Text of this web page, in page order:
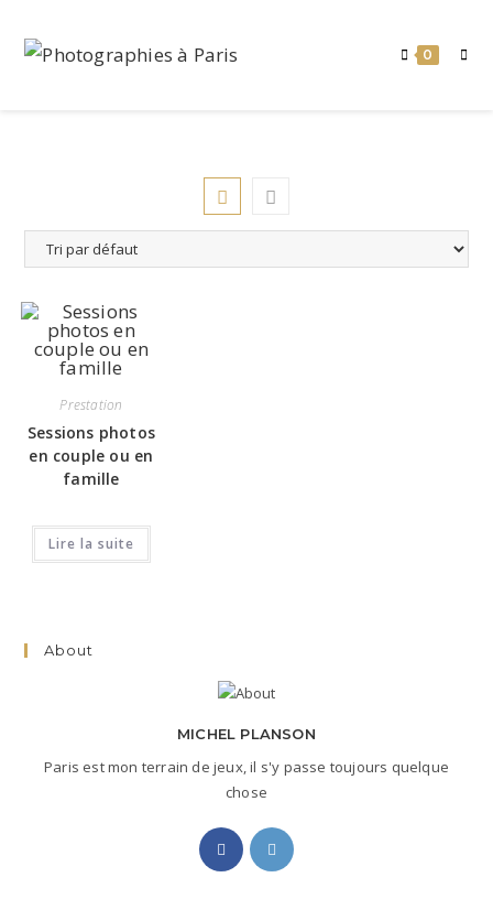
content
0
Prestation
Sessions photos
en couple ou en
famille
Lire la suite
About
MICHEL PLANSON
Paris est mon terrain de jeux, il s'y passe toujours quelque
chose
S’ouvre
dans
S’ouvre